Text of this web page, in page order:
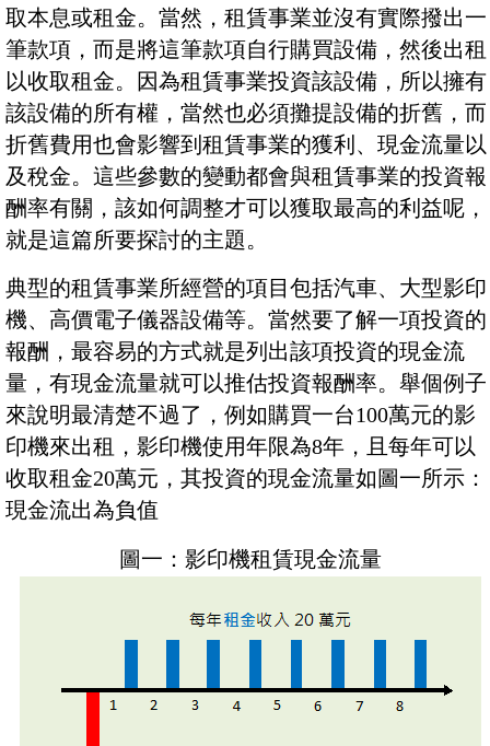
取本息或租金。當然，租賃事業並沒有實際撥出一
筆款項，而是將這筆款項自行購買設備，然後出租
以收取租金。因為租賃事業投資該設備，所以擁有
該設備的所有權，當然也必須攤提設備的折舊，而
折舊費用也會影響到租賃事業的獲利、現金流量以
及稅金。這些參數的變動都會與租賃事業的投資報
酬率有關，該如何調整才可以獲取最高的利益呢，
就是這篇所要探討的主題。
典型的租賃事業所經營的項目包括汽車、大型影印
機、高價電子儀器設備等。當然要了解一項投資的
報酬，最容易的方式就是列出該項投資的現金流
量，有現金流量就可以推估投資報酬率。舉個例子
來說明最清楚不過了，例如購買一台100萬元的影
印機來出租，影印機使用年限為8年，且每年可以
收取租金20萬元，其投資的現金流量如圖一所示：
現金流出為負值
圖一：影印機租賃現金流量